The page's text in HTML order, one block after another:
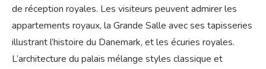
de réception royales. Les visiteurs peuvent admirer les
appartements royaux, la Grande Salle avec ses tapisseries
illustrant l’histoire du Danemark, et les écuries royales.
L’architecture du palais mélange styles classique et